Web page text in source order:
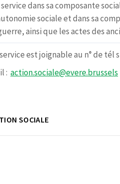
dans sa composante
sociale et dans sa
ainsi que les actes des
est joignable au n° de tél
: action.sociale@evere.brussels
SOCIALE